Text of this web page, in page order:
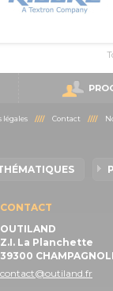
légales//// Contact ////
CONTACT
OUTILAND
Z.I. La Planchette
39300
contact@outiland.fr